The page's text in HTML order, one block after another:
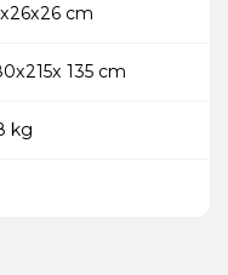
cm
135 cm
kg